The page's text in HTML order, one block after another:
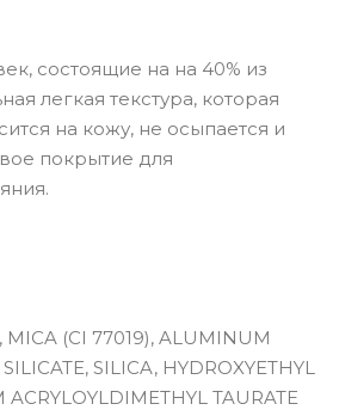
- яркий тёмно-синий
Quartz - эспрессо
- угольно-чёрный
состоящие на на 40% из
легкая текстура, которая
на кожу, не осыпается и
покрытие для
MICA (CI 77019), ALUMINUM
SILICA, HYDROXYETHYL
ACRYLOYLDIMETHYL TAURATE